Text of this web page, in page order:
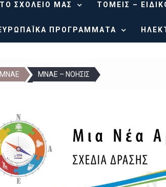
ΤΟ ΣΧΟΛΕΊΟ ΜΑΣ ΤΟΜΕΊΣ –
ΠΡΟΓΡΆΜΜΑΤΑ
ΜΝΑΕ ΜΝΑΕ – ΝΟΗΣΙΣ